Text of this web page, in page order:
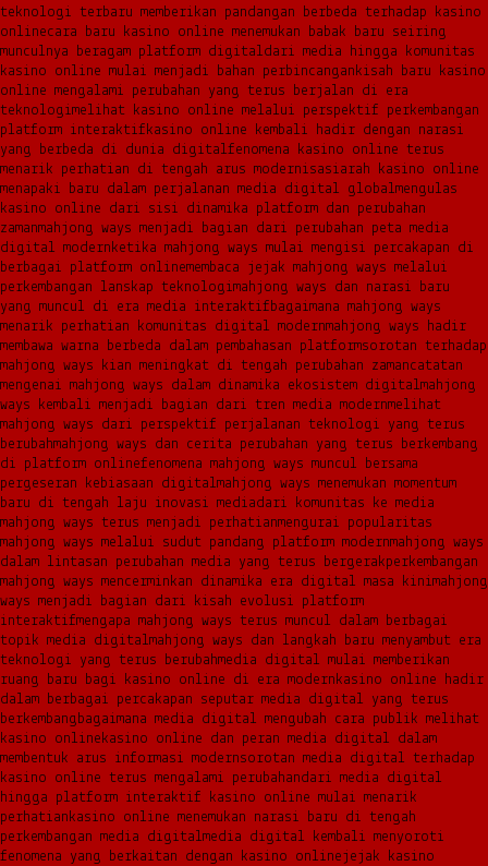
teknologi terbaru memberikan pandangan berbeda terhadap kasino
onlinecara baru kasino online menemukan babak baru seiring
munculnya beragam platform digitaldari media hingga komunitas
kasino online mulai menjadi bahan perbincangan kisah baru kasino
online mengalami perubahan yang terus berjalan di era
teknologimelihat kasino online melalui perspektif perkembangan
platform interaktif kasino online kembali hadir dengan narasi
yang berbeda di dunia digitalfenomena kasino online terus
menarik perhatian di tengah arus modernisasiarah kasino online
menapaki baru dalam perjalanan media digital globalmengulas
kasino online dari sisi dinamika platform dan perubahan
zamanmahjong ways menjadi bagian dari perubahan peta media
digital modern ketika mahjong ways mulai mengisi percakapan di
berbagai platform onlinemembaca jejak mahjong ways melalui
perkembangan lanskap teknologimahjong ways dan narasi baru
yang muncul di era media interaktif bagaimana mahjong ways
menarik perhatian komunitas digital modernmahjong ways hadir
membawa warna berbeda dalam pembahasan platformsorotan terhadap
mahjong ways kian meningkat di tengah perubahan zamancatatan
mengenai mahjong ways dalam dinamika ekosistem digitalmahjong
ways kembali menjadi bagian dari tren media modernmelihat
mahjong ways dari perspektif perjalanan teknologi yang terus
berubahmahjong ways dan cerita perubahan yang terus berkembang
di platform onlinefenomena mahjong ways muncul bersama
pergeseran kebiasaan digitalmahjong ways menemukan momentum
baru di tengah laju inovasi mediadari komunitas ke media
mahjong ways terus menjadi perhatianmengurai popularitas
mahjong ways melalui sudut pandang platform modernmahjong ways
dalam lintasan perubahan media yang terus bergerakperkembangan
mahjong ways mencerminkan dinamika era digital masa kinimahjong
ways menjadi bagian dari kisah evolusi platform
interaktifmengapa mahjong ways terus muncul dalam berbagai
topik media digitalmahjong ways dan langkah baru menyambut era
teknologi yang terus berubahmedia digital mulai memberikan
ruang baru bagi kasino online di era modern kasino online hadir
dalam berbagai percakapan seputar media digital yang terus
berkembang bagaimana media digital mengubah cara publik melihat
kasino online kasino online dan peran media digital dalam
membentuk arus informasi modernsorotan media digital terhadap
kasino online terus mengalami perubahandari media digital
hingga platform interaktif kasino online mulai menarik
perhatian kasino online menemukan narasi baru di tengah
perkembangan media digitalmedia digital kembali menyoroti
fenomena yang berkaitan dengan kasino onlinejejak kasino